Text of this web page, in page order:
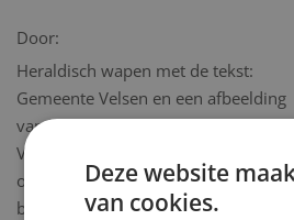
Door:
Heraldisch wapen met de tekst:
Gemeente Velsen en een afbeelding
van het wapen van de gemeente
Velsen, goudkleurig op een blauwe
ondergrond. Het is bevestigd op een
bruin houten schild. Aan de
Deze website
van cookies.